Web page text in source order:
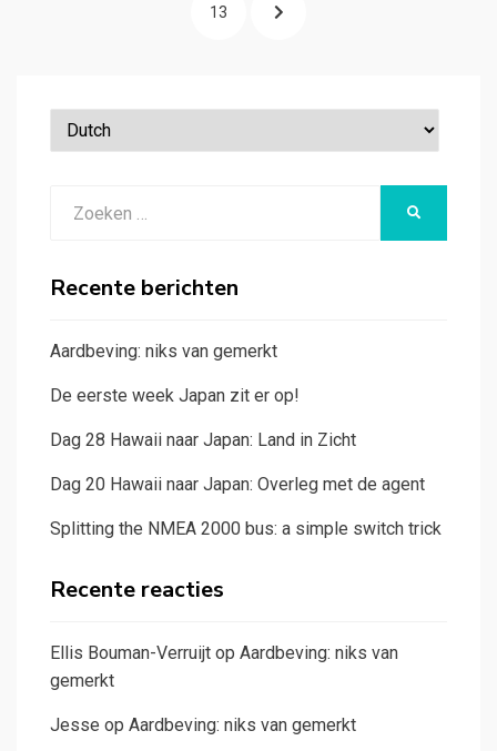
PAGINA
13 VOLGENDE
naar:
Recente berichten
Aardbeving: niks van gemerkt
De eerste week Japan zit er op!
Dag 28 Hawaii naar Japan: Land in Zicht
Dag 20 Hawaii naar Japan: Overleg met de agent
Splitting the NMEA 2000 bus: a simple switch trick
Recente reacties
Ellis Bouman-Verruijt op Aardbeving: niks van
gemerkt
Jesse op Aardbeving: niks van gemerkt